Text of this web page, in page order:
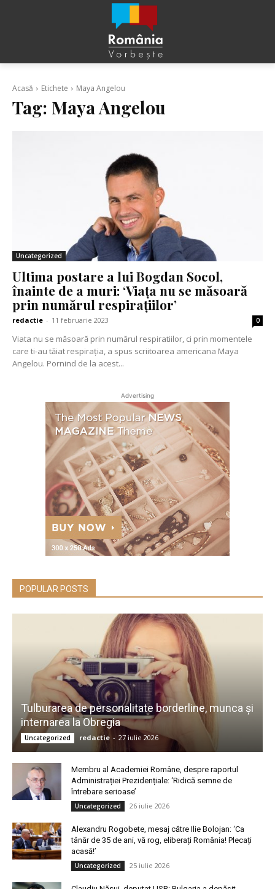
Acasă Etichete Maya Angelou
Tag: Maya Angelou
Uncategorized
Ultima postare a lui Bogdan Socol,
înainte de a muri: ‘Viața nu se măsoară
prin numărul respirațiilor’
redactie - 11 februarie 2023 0
Viata nu se măsoară prin numărul respiratiilor, ci prin momentele
care ti-au tăiat respirația, a spus scriitoarea americana Maya
Angelou. Pornind de la acest...
Advertising
POPULAR POSTS
Tulburarea de personalitate borderline, munca și
internarea la Obregia
Uncategorized redactie - 27 iulie 2026
Membru al Academiei Române, despre raportul
Administrației Prezidențiale: ‘Ridică semne de
întrebare serioase’
Uncategorized 26 iulie 2026
Alexandru Rogobete, mesaj către Ilie Bolojan: ‘Ca
tânăr de 35 de ani, vă rog, eliberați România! Plecați
acasă!’
Uncategorized 25 iulie 2026